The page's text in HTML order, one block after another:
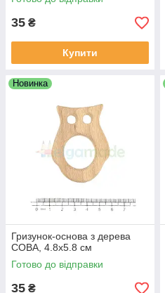
35 ₴
Купити
Новинка
Гризунок-основа з дерева
СОВА, 4.8х5.8 см
Готово до відправки
35 ₴